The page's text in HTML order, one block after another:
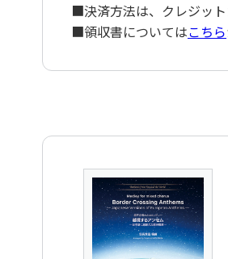
■決済方法は、クレジット
■領収書についてはこちら